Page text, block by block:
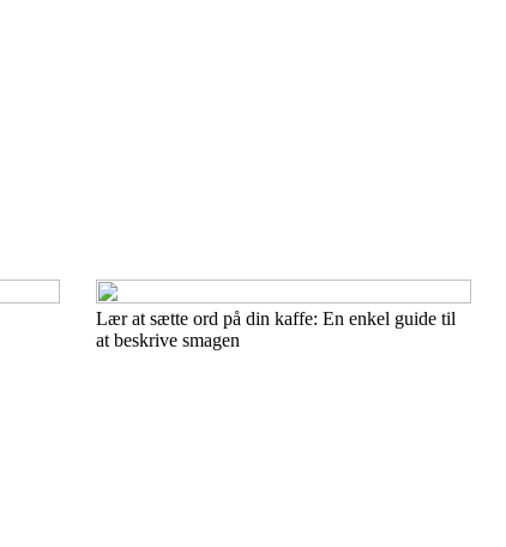
Lær at sætte ord på din kaffe: En enkel guide til
at beskrive smagen